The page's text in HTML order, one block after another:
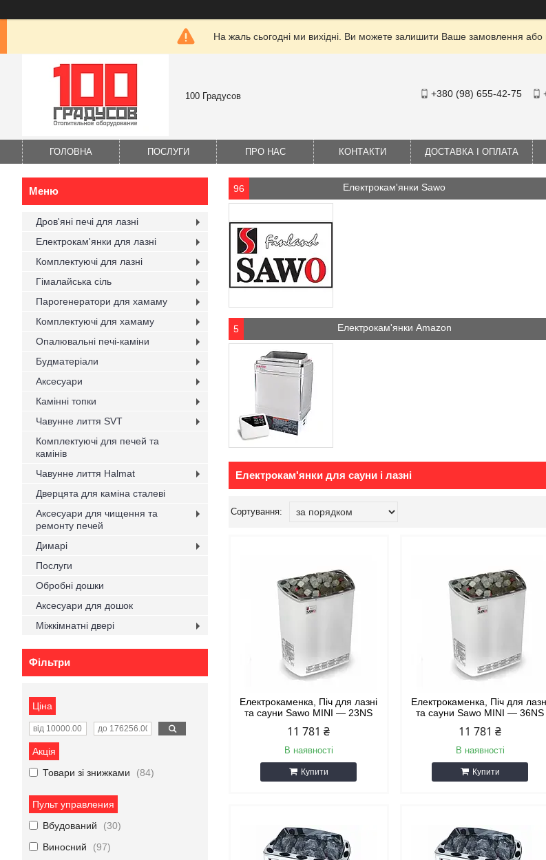
На жаль сьогодні ми вихідні. Ви можете залишити Ваше замовлення
100 Градусов +380 (98) 655-42-75
ГОЛОВНА ПОСЛУГИ ПРО НАС КОНТАКТИ ДОСТАВКА І ОПЛАТА
Електрокам'янки Sawo
96
Електрокам'янки Amazon
5
Електрокам'янки для сауни і лазні
Електрокаменка, Піч для лазні
та сауни Sawo MINI — 23NS
11 781 ₴
В наявності
Купити
Електрокаменка, Піч для
та сауни Sawo MINI — 36NS
11 781 ₴
В наявності
Купити
Дров'яні печі для лазні
Електрокам'янки для лазні
Комплектуючі для лазні
Гімалайська сіль
Парогенератори для хамаму
Комплектуючі для хамаму
Опалювальні печі-каміни
Будматеріали
Аксесуари
Камінні топки
Чавунне лиття SVT
Комплектуючі для печей та
камінів
Чавунне лиття Halmat
Дверцята для каміна сталеві
Аксесуари для чищення та
ремонту печей
Димарі
Послуги
Обробні дошки
Аксесуари для дошок
Міжкімнатні двері
Фільтри
Ціна
Акція
Товари зі знижками
84
Пульт управления
Вбудований
30
Виносний
97